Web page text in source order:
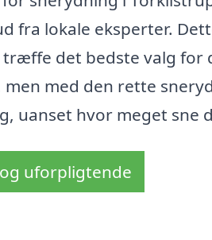
fra lokale eksperter.
træffe det bedste valg
med den rette
uanset hvor meget sne
uforpligtende